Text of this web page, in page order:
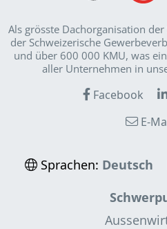
Als grösste Dachorganisation
der Schweizerische
und über 600 000 KMU, was
aller Unternehmen in
Facebook
E-
Sprachen: Deutsch